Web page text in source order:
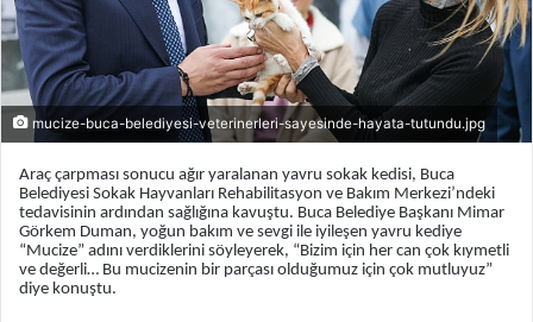
mucize-buca-belediyesi-veterinerleri-sayesinde-hayata-tutundu.jpg
Araç çarpması sonucu ağır yaralanan yavru sokak kedisi, Buca
Belediyesi Sokak Hayvanları Rehabilitasyon ve Bakım Merkezi’ndeki
tedavisinin ardından sağlığına kavuştu. Buca Belediye Başkanı Mimar
Görkem Duman, yoğun bakım ve sevgi ile iyileşen yavru kediye
“Mucize” adını verdiklerini söyleyerek, “Bizim için her can çok kıymetli
ve değerli… Bu mucizenin bir parçası olduğumuz için çok mutluyuz”
diye konuştu.